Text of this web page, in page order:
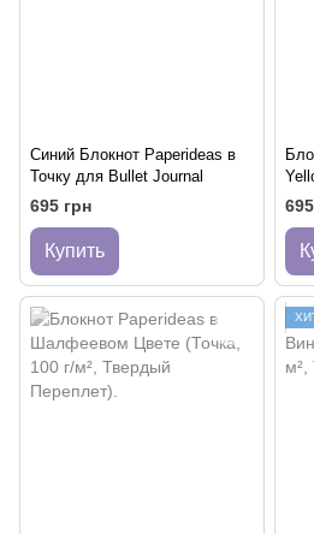
Синий Блокнот Paperideas в
Точку для Bullet Journal
695 грн
Купить